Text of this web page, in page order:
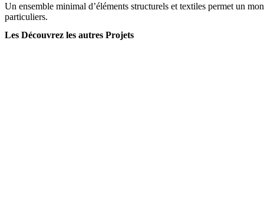
Un ensemble minimal d’éléments structurels et textiles permet un
particuliers.
Les Découvrez les autres Projets